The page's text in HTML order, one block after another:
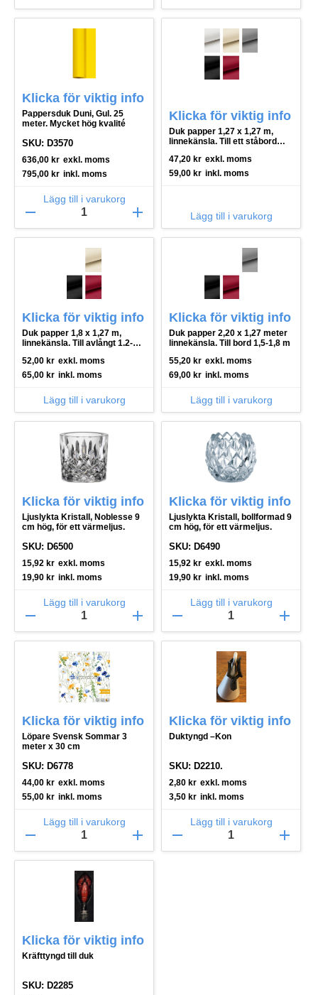
Klicka för viktig info
Pappersduk Duni, Gul. 25
meter. Mycket hög kvalité
SKU: D3570
636,00 kr exkl. moms
795,00 kr inkl. moms
Lägg till i varukorg
remove add
Klicka för viktig info
Duk papper 1,27 x 1,27 m,
linnekänsla. Till ett ståbord
47,20 kr exkl. moms
59,00 kr inkl. moms
Lägg till i varukorg
Klicka för viktig info
Duk papper 1,8 x 1,27 m,
linnekänsla. Till avlångt 1.2-
52,00 kr exkl. moms
65,00 kr inkl. moms
Lägg till i varukorg
Klicka för viktig info
Duk papper 2,20 x 1,27 meter
linnekänsla. Till bord 1,5-1,8 m
55,20 kr exkl. moms
69,00 kr inkl. moms
Lägg till i varukorg
Klicka för viktig info
Ljuslykta Kristall, Noblesse 9
cm hög, för ett värmeljus.
SKU: D6500
15,92 kr exkl. moms
19,90 kr inkl. moms
Lägg till i varukorg
remove add
Klicka för viktig info
Ljuslykta Kristall, bollformad 9
cm hög, för ett värmeljus.
SKU: D6490
15,92 kr exkl. moms
19,90 kr inkl. moms
Lägg till i varukorg
remove add
Klicka för viktig info
Löpare Svensk Sommar 3
meter x 30 cm
SKU: D6778
44,00 kr exkl. moms
55,00 kr inkl. moms
Lägg till i varukorg
remove add
Klicka för viktig info
Duktyngd –Kon
SKU: D2210.
2,80 kr exkl. moms
3,50 kr inkl. moms
Lägg till i varukorg
remove add
Klicka för viktig info
Kräfttyngd till duk
SKU: D2285